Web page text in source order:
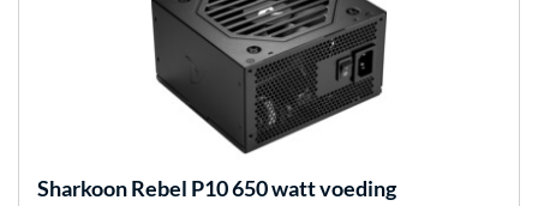
SharkoonRebel P10 650 watt voeding